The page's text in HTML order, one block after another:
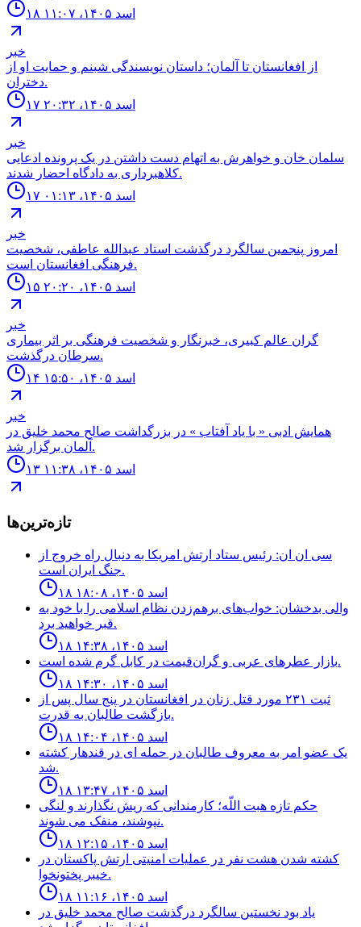
۱۸ اسد ۱۴۰۵، ۱۱:۰۷
خبر
از افغانستان تا آلمان؛ داستان نویسندگی شبنم و حمایت او از
دختران.
۱۷ اسد ۱۴۰۵، ۲۰:۳۲
خبر
سلمان خان و خواهرش به اتهام دست داشتن در یک پرونده ادعایی
کلاهبرداری به دادگاه احضار شدند.
۱۷ اسد ۱۴۰۵، ۰۱:۱۳
خبر
امروز پنجمین سالگرد درگذشت استاد عبدالله عاطفی، شخصیت
فرهنگی افغانستان است.
۱۵ اسد ۱۴۰۵، ۲۰:۲۰
خبر
گران عالم کبیری، خبرنگار و شخصیت فرهنگی بر اثر بیماری
سرطان درگذشت.
۱۴ اسد ۱۴۰۵، ۱۵:۵۰
خبر
همايش ادبى « با ياد آفتاب » در بزرگداشت صالح محمد خليق در
آلمان برگزار شد.
۱۳ اسد ۱۴۰۵، ۱۱:۳۸
تازه‌ترین‌ها
سى ان ان: رئيس ستاد ارتش امريكا به دنبال راه خروج از
جنگ ايران است.
۱۸ اسد ۱۴۰۵، ۱۸:۰۸
والی بدخشان: خواب‌های برهم‌زدن نظام اسلامی را با خود به
قبر خواهید برد.
۱۸ اسد ۱۴۰۵، ۱۴:۳۸
بازار عطرهای عربی و گران‌قیمت در کابل گرم شده است.
۱۸ اسد ۱۴۰۵، ۱۴:۳۰
ثبت ٢٣١ مورد قتل زنان در افغانستان در پنج سال پس از
بازگشت طالبان به قدرت.
۱۸ اسد ۱۴۰۵، ۱۴:۰۴
يک عضو امر به معروف طالبان در حمله اى در قندهار كشته
شد.
۱۸ اسد ۱۴۰۵، ۱۳:۴۷
حكم تازه هبت اللّه؛ كارمندانى كه ريش نگذارند و لنگى
نپوشند، منفک مى شوند.
۱۸ اسد ۱۴۰۵، ۱۲:۱۵
كشته شدن هشت نفر در عمليات امنيتى ارتش پاكستان در
خيبر پختونخوا.
۱۸ اسد ۱۴۰۵، ۱۱:۱۶
ياد بود نخستين سالگرد درگذشت صالح محمد خليق در